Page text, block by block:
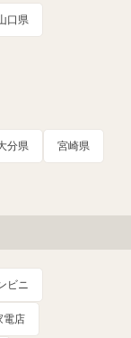
口県
分県 宮崎県
ビニ
電店